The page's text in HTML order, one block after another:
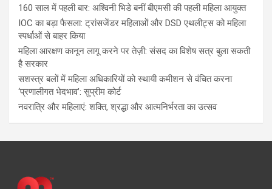
160 साल में पहली बार: अश्विनी भिडे बनीं बीएमसी की पहली महिला आयुक्त
IOC का बड़ा फैसला: ट्रांसजेंडर महिलाओं और DSD एथलीट्स को महिला
स्पर्धाओं से बाहर किया
महिला आरक्षण कानून लागू करने पर तेज़ी: संसद का विशेष सत्र बुला सकती
है सरकार
सशस्त्र बलों में महिला अधिकारियों को स्थायी कमीशन से वंचित करना
‘प्रणालीगत भेदभाव’: सुप्रीम कोर्ट
नवरात्रि और महिलाएं: शक्ति, श्रद्धा और आत्मनिर्भरता का उत्सव